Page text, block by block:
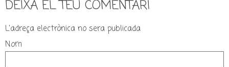
DEIXA EL TEU COMENTARI
L'adreça electrònica no sera publicada
Nom